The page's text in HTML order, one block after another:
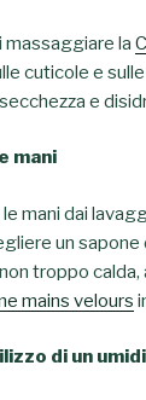
massaggiare la
cuticole e
e
mani
mani dai
un sapone
troppo
mains velours
di un